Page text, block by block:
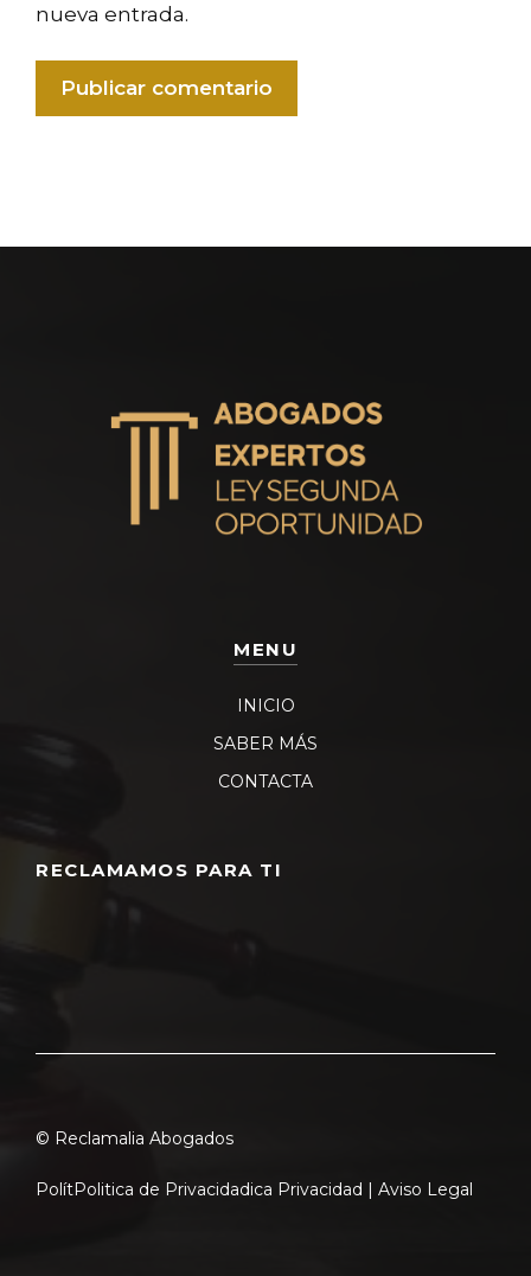
nueva entrada.
MENU
INICIO
SABER MÁS
CONTACTA
RECLAMAMOS PARA TI
© Reclamalia Abogados
PolítPolitica de Privacidadica Privacidad | Aviso Legal